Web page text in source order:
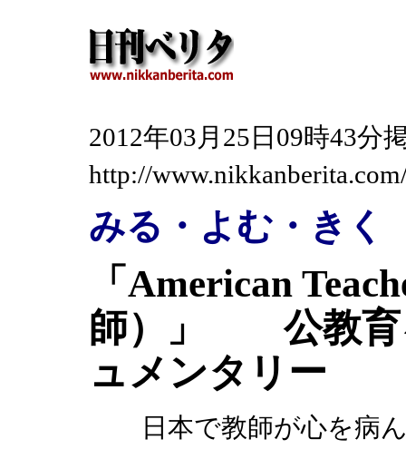
2012年03月25日09時43
http://
みる・よむ・きく
「American
師）」 公教育
ュメンタリー
日本で教師が心を病ん